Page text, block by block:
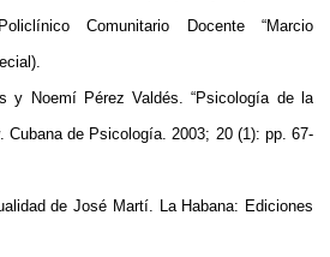
Comunitario Docente “Marcio
y Noemí Pérez Valdés. “Psicología de la
Cubana de Psicología. 2003; 20 (1): pp. 67-
de José Martí. La Habana: Ediciones